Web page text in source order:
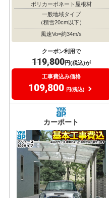
ポリカーボネート屋根材
一般地域タイプ
（積雪20cm以下）
風速Vo=約34m/s
クーポン利用で
119,800円(税込)が
工事費込み価格
109,800 円(税込)
カーポート